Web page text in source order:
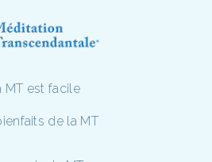
MT est facile
de la MT